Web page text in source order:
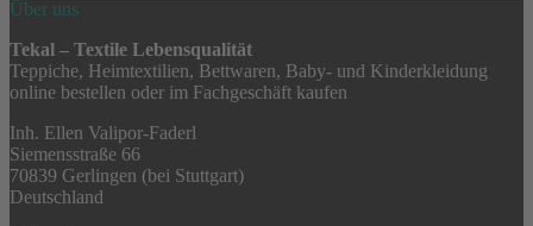
Über uns
Tekal – Textile Lebensqualität
Teppiche, Heimtextilien, Bettwaren, Baby- und Kinderkleidung
online bestellen oder im Fachgeschäft kaufen
Inh. Ellen Valipor-Faderl
Siemensstraße 66
70839 Gerlingen (bei Stuttgart)
Deutschland